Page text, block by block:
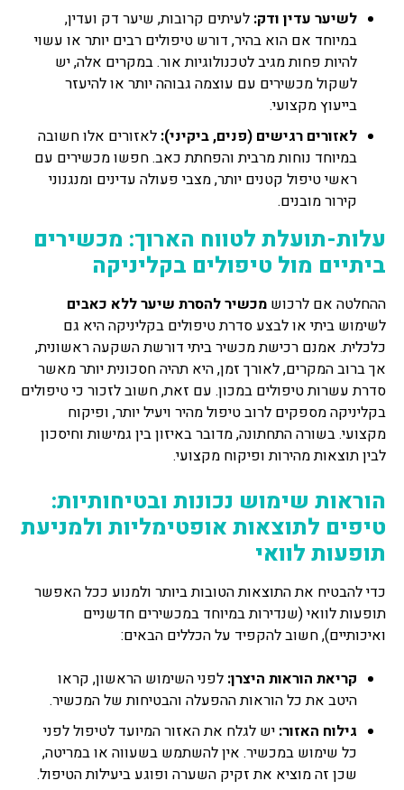
לשיער עדין ודק: לעיתים קרובות, שיער דק ועדין,
במיוחד אם הוא בהיר, דורש טיפולים רבים יותר או עשוי
להיות פחות מגיב לטכנולוגיות אור. במקרים אלה, יש
לשקול מכשירים עם עוצמה גבוהה יותר או להיעזר
בייעוץ מקצועי.
לאזורים רגישים (פנים, ביקיני): לאזורים אלו חשובה
במיוחד נוחות מרבית והפחתת כאב. חפשו מכשירים עם
ראשי טיפול קטנים יותר, מצבי פעולה עדינים ומנגנוני
קירור מובנים.
עלות-תועלת לטווח הארוך: מכשירים
ביתיים מול טיפולים בקליניקה
ההחלטה אם לרכוש מכשיר להסרת שיער ללא כאבים
לשימוש ביתי או לבצע סדרת טיפולים בקליניקה היא גם
כלכלית. אמנם רכישת מכשיר ביתי דורשת השקעה ראשונית,
אך ברוב המקרים, לאורך זמן, היא תהיה חסכונית יותר מאשר
סדרת עשרות טיפולים במכון. עם זאת, חשוב לזכור כי טיפולים
בקליניקה מספקים לרוב טיפול מהיר ויעיל יותר, ופיקוח
מקצועי. בשורה התחתונה, מדובר באיזון בין גמישות וחיסכון
לבין תוצאות מהירות ופיקוח מקצועי.
הוראות שימוש נכונות ובטיחותיות:
טיפים לתוצאות אופטימליות ולמניעת
תופעות לוואי
כדי להבטיח את התוצאות הטובות ביותר ולמנוע ככל האפשר
תופעות לוואי (שנדירות במיוחד במכשירים חדשניים
ואיכותיים), חשוב להקפיד על הכללים הבאים:
קריאת הוראות היצרן: לפני השימוש הראשון, קראו
היטב את כל הוראות ההפעלה והבטיחות של המכשיר.
גילוח האזור: יש לגלח את האזור המיועד לטיפול לפני
כל שימוש במכשיר. אין להשתמש בשעווה או במריטה,
שכן זה מוציא את זקיק השערה ופוגע ביעילות הטיפול.